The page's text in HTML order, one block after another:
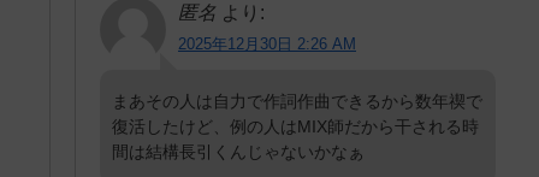
匿名 より:
2025年12月30日 2:26 AM
まあその人は自力で作詞作曲できるから数年禊で
復活したけど、例の人はMIX師だから干される時
間は結構長引くんじゃないかなぁ